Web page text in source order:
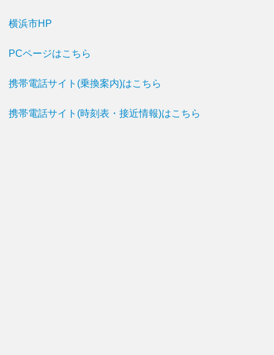
横浜市HP
PCページはこちら
携帯電話サイト(乗換案内)はこちら
携帯電話サイト(時刻表・接近情報)はこちら